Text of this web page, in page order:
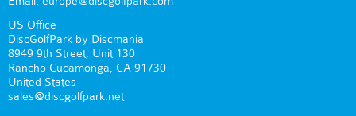
US Office
DiscGolfPark by Discmania
8949 9th Street, Unit 130
Rancho Cucamonga, CA 91730
United States
sales@discgolfpark.net